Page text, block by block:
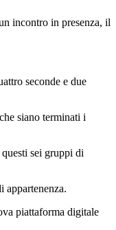
incontro in presenza, il
seconde e due
siano terminati i
sei gruppi di
appartenenza.
piattaforma digitale